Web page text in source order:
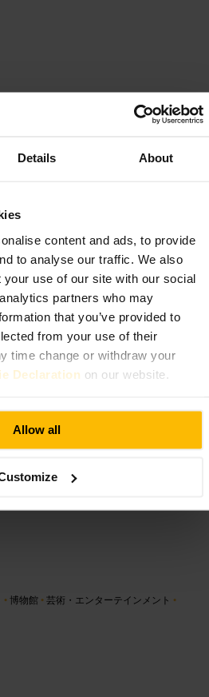
Details About
content and ads, to provide
to analyse our traffic. We also
your use of our site with our social
partners who may
that you’ve provided to
from your use of their
time change or withdraw your
Declaration on our website.
Allow all
む参加型アートスペー
と短いパフォーマンス、工作のワー
は視覚的で動きのあるものが中心で
慣れており、家族連れが落ち着いて
容は定期的に入れ替わります。
当日のワークショップや年齢制限を
ー散策と組み合わせて回ると効率的
訪問をおすすめします。
•博物館 •芸術・エンターテインメント •